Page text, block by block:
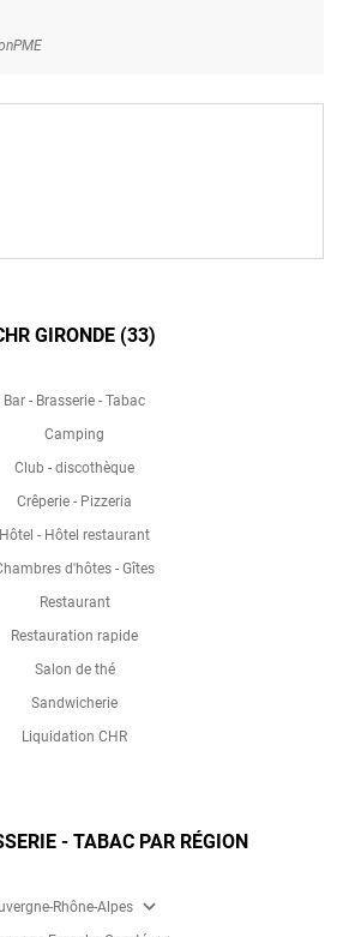
GIRONDE (33)
Bar - Brasserie - Tabac
Camping
Club - discothèque
Crêperie - Pizzeria
Hôtel - Hôtel restaurant
d'hôtes - Gîtes
Restaurant
Restauration rapide
Salon de thé
Sandwicherie
Liquidation CHR
- TABAC PAR RÉGION
Rhône-Alpes expand_more